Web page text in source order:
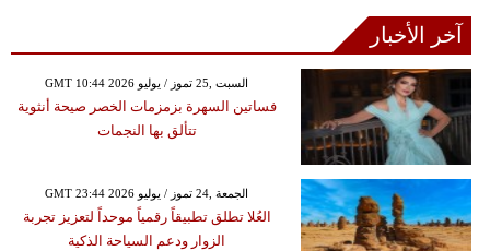
آخر الأخبار
GMT 10:44 2026 السبت ,25 تموز / يوليو
فساتين السهرة بزمزمات الخصر صيحة أنثوية
تتألق بها النجمات
GMT 23:44 2026 الجمعة ,24 تموز / يوليو
العُلا تطلق تطبيقاً رقمياً موحداً لتعزيز تجربة
الزوار ودعم السياحة الذكية